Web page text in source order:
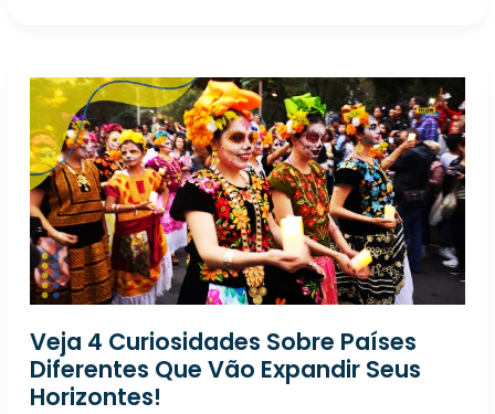
Veja 4 Curiosidades Sobre Países
Diferentes Que Vão Expandir Seus
Horizontes!